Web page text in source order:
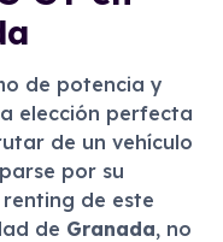
de potencia y
elección perfecta
de un vehículo
por su
de este
de Granada, no